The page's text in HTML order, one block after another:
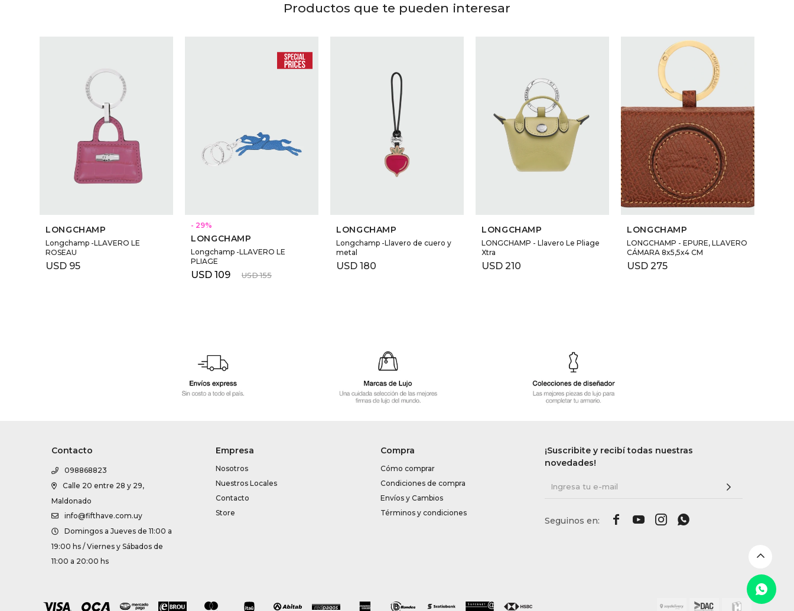
Productos que te pueden interesar
LONGCHAMP
Longchamp -LLAVERO LE
ROSEAU
USD 95
29
LONGCHAMP
Longchamp -LLAVERO LE
PLIAGE
USD 109 USD 155
LONGCHAMP
Longchamp -Llavero de cuero y
metal
USD 180
LONGCHAMP
LONGCHAMP - Llavero Le Pliage
Xtra
USD 210
LONGCHAMP
LONGCHAMP - EPURE, LLAVERO
CÁMARA 8x5,5x4 CM
USD 275
Contacto
098868823
Calle 20 entre 28 y 29,
Maldonado
info@fifthave.com.uy
Domingos a Jueves de 11:00 a
19:00 hs / Viernes y Sábados de
11:00 a 20:00 hs
Empresa
Nosotros
Nuestros Locales
Contacto
Store
Compra
Cómo comprar
Condiciones de compra
Envíos y Cambios
Términos y condiciones
¡Suscribite y recibí todas nuestras
novedades!
   